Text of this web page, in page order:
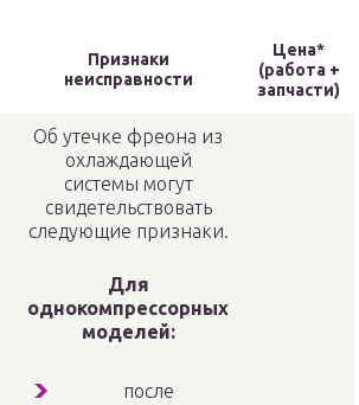
Признаки
неисправности
Цена*
(работа +
запчасти)
Об утечке фреона из
охлаждающей
системы могут
свидетельствовать
следующие признаки.
Для
однокомпрессорных
моделей:
после